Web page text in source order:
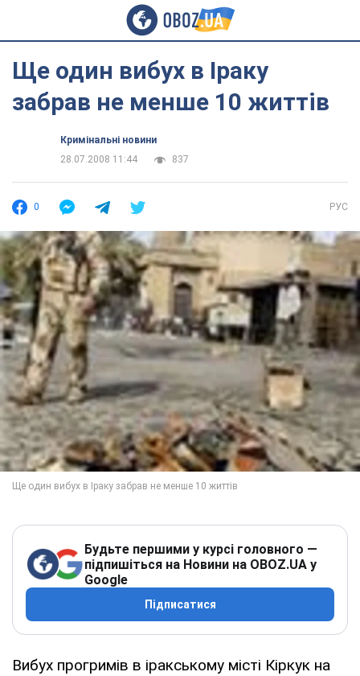
Ще один вибух в Іраку
забрав не менше 10 життів
Кримінальні новини
28.07.2008 11:44
837
0 РУС
Будьте першими у курсі головного —
підпишіться на Новини на OBOZ.UA у
Google
Підписатися
Вибух прогримів в іракському місті Кіркук на